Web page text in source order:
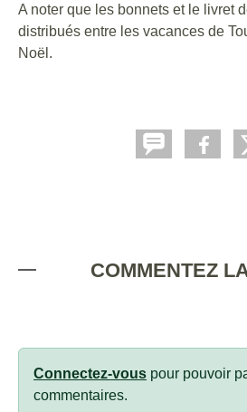
A noter que les bonnets et le livret
distribués entre les vacances de
Noël.
COMMENTEZ
Connectez-vous pour pouvoir
commentaires.